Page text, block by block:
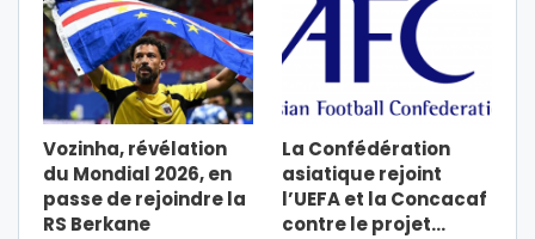
Vozinha, révélation
du Mondial 2026, en
passe de rejoindre la
RS Berkane
La Confédération
asiatique rejoint
l’UEFA et la Concacaf
contre le projet…